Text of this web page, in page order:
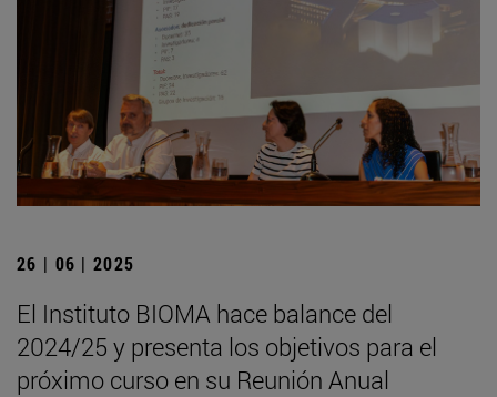
26 | 06 | 2025
El Instituto BIOMA hace balance del
2024/25 y presenta los objetivos para el
próximo curso en su Reunión Anual